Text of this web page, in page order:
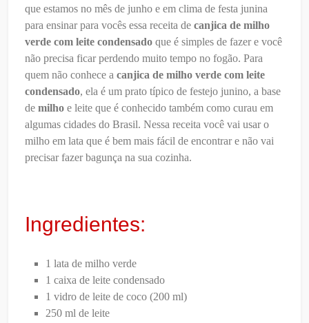
que estamos no mês de junho e em clima de festa junina
para ensinar para vocês essa receita de canjica de milho
verde com leite condensado que é simples de fazer e você
não precisa ficar perdendo muito tempo no fogão. Para
quem não conhece a canjica de milho verde com leite
condensado, ela é um prato típico de festejo junino, a base
de milho e leite que é conhecido também como curau em
algumas cidades do Brasil. Nessa receita você vai usar o
milho em lata que é bem mais fácil de encontrar e não vai
precisar fazer bagunça na sua cozinha.
Ingredientes:
1 lata de milho verde
1 caixa de leite condensado
1 vidro de leite de coco (200 ml)
250 ml de leite